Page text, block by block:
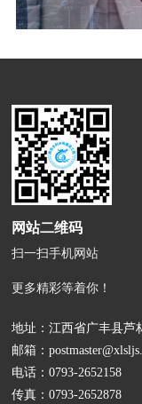
网站二维码
扫一扫手机网站
更多精彩等着你！
地址：江西省广丰县芦
邮箱：
电话：0793-2652158
传真：0793-2652878